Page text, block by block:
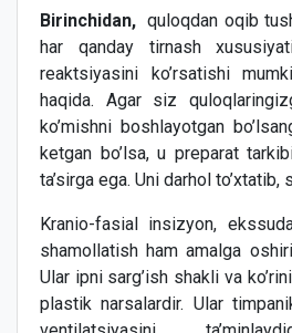
Birinchidan, quloqdan oqib
har qanday tirnash
reaktsiyasini ko’rsatishi
haqida. Agar siz
ko’mishni boshlayotgan
ketgan bo’lsa, u preparat
ta’sirga ega. Uni darhol
Kranio-fasial insizyon,
shamollatish ham amalga
Ular ipni sarg’ish shakli va
plastik narsalardir. Ular timpanik